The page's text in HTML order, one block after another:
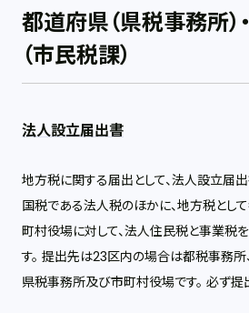
都道府県（県税事務所）
（市民税課）
法人設立届出書
地方税に関する届出として、法人設立届出
国税である法人税のほかに、地方税とし
町村役場に対して、法人住民税と事業税
す。 提出先は23区内の場合は都税事務
県税事務所及び市町村役場です。 必ず提